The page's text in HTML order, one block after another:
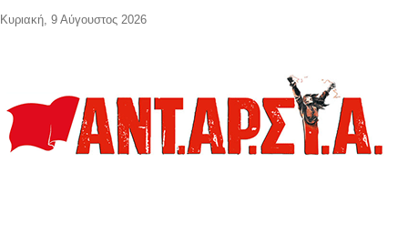
Κυριακή, 9 Αύγουστος 2026